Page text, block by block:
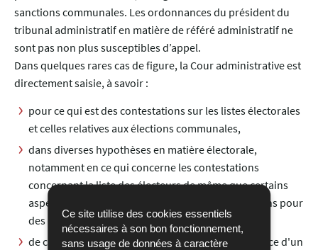
Ce site utilise des cookies essentiels
nécessaires à son bon fonctionnement,
sans usage de données à caractère
sanctions communales. Les ordonnances du président du
tribunal administratif en matière de référé administratif ne
sont pas non plus susceptibles d’appel.
Dans quelques rares cas de figure, la Cour administrative est
directement saisie, à savoir :
pour ce qui est des contestations sur les listes électorales
et celles relatives aux élections communales,
dans diverses hypothèses en matière électorale,
notamment en ce qui concerne les contestations
concernant la liste des électeurs de même que certains
aspects de la procédure et les résultats des élections pour
des chambres professionnelles,
de contestations dans le contexte de la mise en place d'un